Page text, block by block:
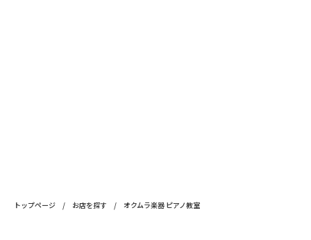
トップページ / お店を探す / オクムラ楽器 ピアノ教室